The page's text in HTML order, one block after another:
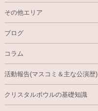
その他エリア
ブログ
コラム
活動報告(マスコミ＆主な公演歴)
クリスタルボウルの基礎知識